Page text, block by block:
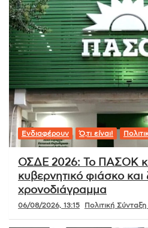
Ενδιαφέρουν Ό,τι είναι!
ΟΣΔΕ 2026: Το ΠΑΣΟΚ
κυβερνητικό φιάσκο
χρονοδιάγραμμα
06/08/2026, 13:15 Πολιτική